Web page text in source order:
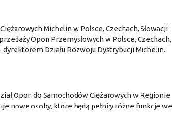
Michelin w Polsce, Czechach, Słowacji
Opon Przemysłowych w Polsce, Czechach,
dyrektorem Działu Rozwoju Dystrybucji Michelin.
Opon do Samochodów Ciężarowych w Regionie
nowe osoby, które będą pełniły różne funkcje we